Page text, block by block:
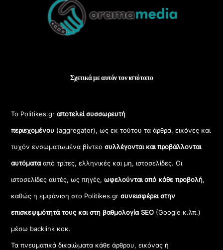
Top
Σχετικά με αυτόν τον ιστότοπο
Το Politikes.grαποτελεί συσσωρευτή
περιεχομένου (aggregator), ως εκ τούτου τα άρθρα, εικόνες και
τυχόν ενσωματωμένα βίντεοσυλλέγονται και προβάλλονται
αυτόματααπό τρίτες, ελληνικές και μη, ιστοσελίδες. Οι
ιστοσελίδες αυτές, ως πηγές,ωφελούνται από κάθε προβολή,
καθώς η εμφάνιση στο Politikes.gr συνεισφέρει στην
επισκεψιμότητά τους και στη βαθμολογία SEO (Google κ.λπ.)
μέσω backlink κοκ.
Τα πνευματικά δικαιώματα κάθε άρθρου, εικόνας ή